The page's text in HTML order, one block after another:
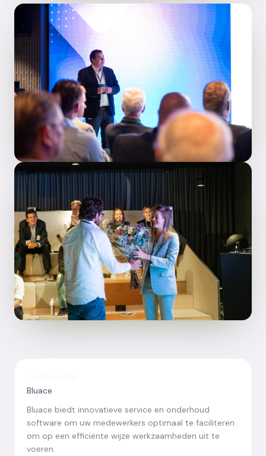
Bluace
Bluace biedt innovatieve service en onderhoud
software om uw medewerkers optimaal te faciliteren
om op een efficiënte wijze werkzaamheden uit te
voeren.